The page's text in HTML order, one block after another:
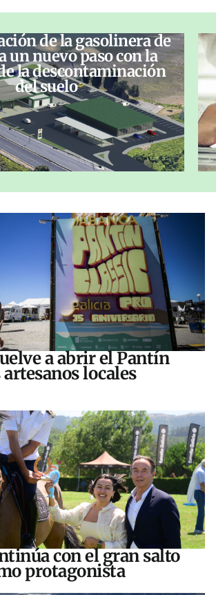
de la gasolinera de
un nuevo paso con la
la descontaminación
del suelo
a abrir el Pantín
artesanos locales
con el gran salto
protagonista